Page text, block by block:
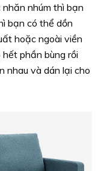
nhúm thì bạn
bạn có thể dồn
hoặc ngoài viền
phần bùng rồi
nhau và dán lại cho